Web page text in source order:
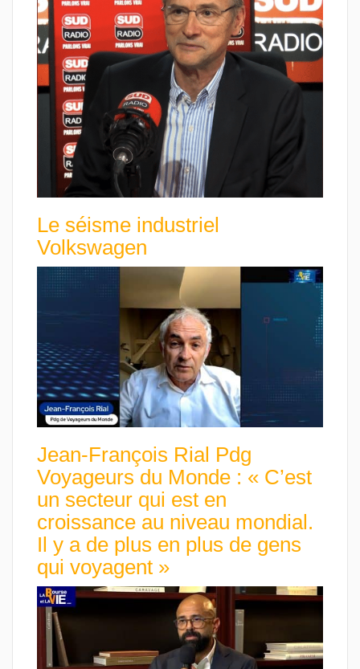
Le séisme industriel
Volkswagen
Jean-François Rial Pdg
Voyageurs du Monde : « C’est
un secteur qui est en
croissance au niveau mondial.
Il y a de plus en plus de gens
qui voyagent »